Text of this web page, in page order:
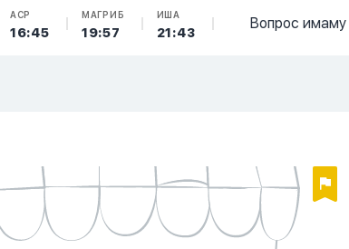
АСР
16:45
МАГРИБ
19:57
ИША
21:43
Вопрос имаму